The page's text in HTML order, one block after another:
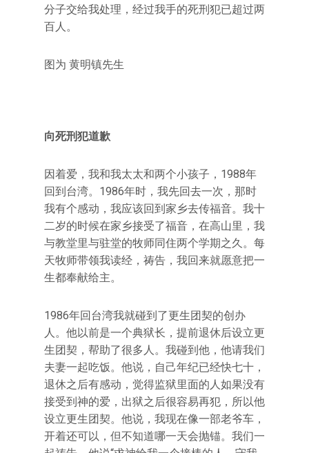
分子交给我处理，经过我手的死刑犯已超过两
百人。
图为 黄明镇先生
向死刑犯道歉
因着爱，我和我太太和两个小孩子，1988年
回到台湾。1986年时，我先回去一次，那时
我有个感动，我应该回到家乡去传福音。我十
二岁的时候在家乡接受了福音，在高山里，我
与教堂里与驻堂的牧师同住两个学期之久。每
天牧师带领我读经，祷告，我回来就愿意把一
生都奉献给主。
1986年回台湾我就碰到了更生团契的创办
人。他以前是一个典狱长，提前退休后设立更
生团契，帮助了很多人。我碰到他，他请我们
夫妻一起吃饭。他说，自己年纪已经快七十，
退休之后有感动，觉得监狱里面的人如果没有
接受到神的爱，出狱之后很容易再犯，所以他
设立更生团契。他说，我现在像一部老爷车，
开着还可以，但不知道哪一天会抛锚。我们一